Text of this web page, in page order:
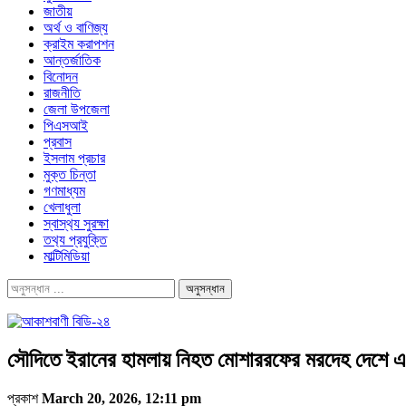
জাতীয়
অর্থ ও বাণিজ্য
ক্রাইম করাপশন
আন্তর্জাতিক
বিনোদন
রাজনীতি
জেলা উপজেলা
পিএসআই
প্রবাস
ইসলাম প্রচার
মুক্ত চিন্তা
গণমাধ্যম
খেলাধুলা
স্বাস্থ‍্য সুরক্ষা
তথ‍্য প্রযুক্তি
মাল্টিমিডিয়া
সৌদিতে ইরানের হামলায় নিহত মোশাররফের মরদেহ দেশে
প্রকাশMarch 20, 2026, 12:11 pm